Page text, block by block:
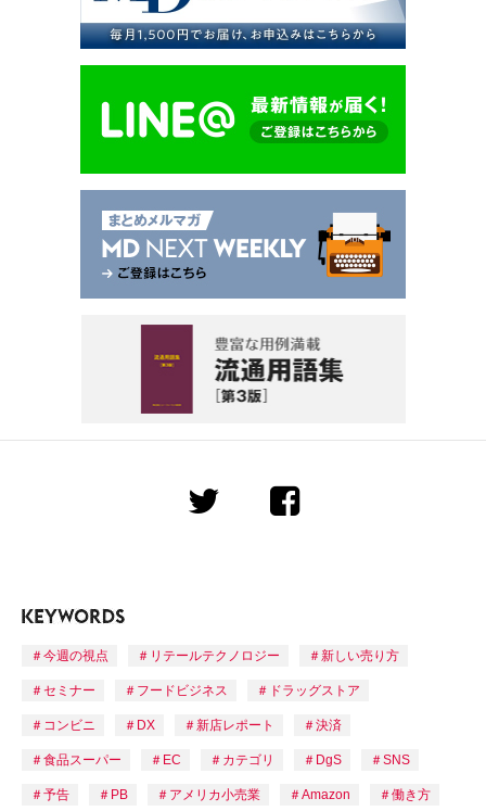
今週の視点 リテールテクノロジー 新しい売り方
セミナー フードビジネス ドラッグストア
コンビニ DX 新店レポート 決済
食品スーパー EC カテゴリ DgS SNS
予告 PB アメリカ小売業 Amazon 働き方